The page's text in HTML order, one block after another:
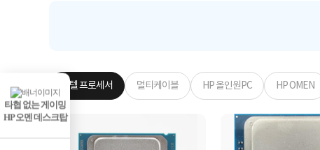
타협 없는 게이밍
HP 오멘 데스크탑
인텔 프로세서 멀티케이블 HP 올인원PC HP OMEN